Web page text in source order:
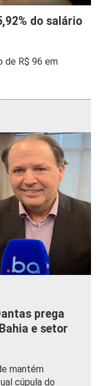
do salário
de R$ 96 em
prega
e setor
mantém
cúpula do